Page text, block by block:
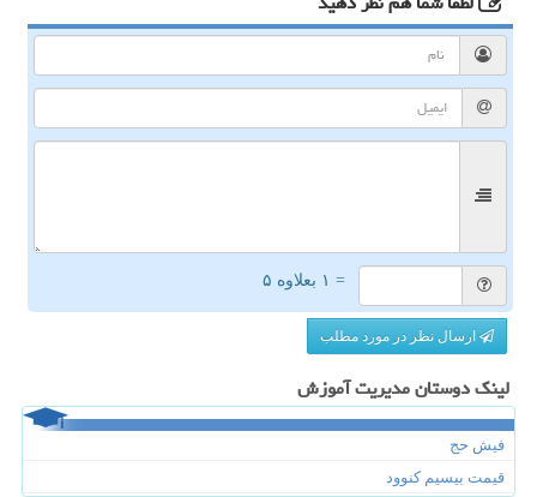
= ۱ بعلاوه ۵
ارسال نظر در مورد مطلب
لینک دوستان مدیریت آموزش
فیش حج
قیمت بیسیم کنوود